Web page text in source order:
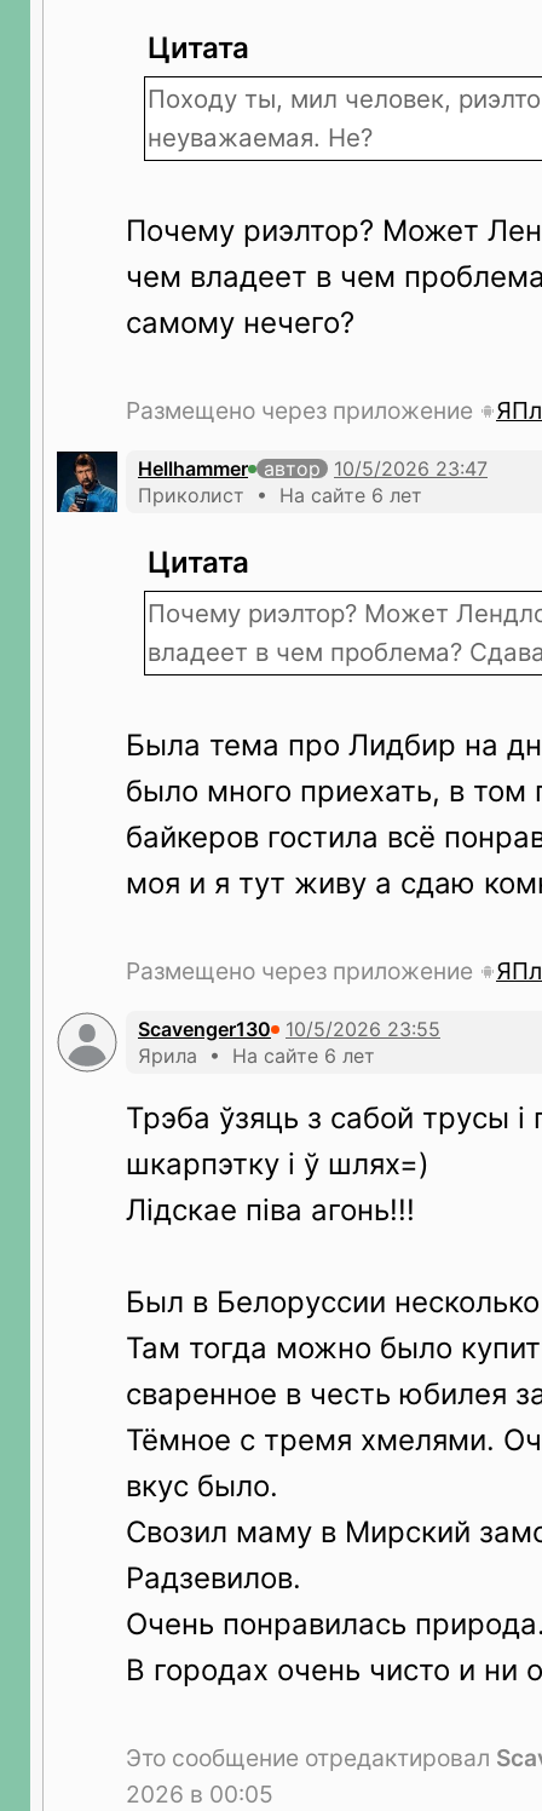
Цитата
Походу ты, мил человек,
неуважаемая. Не?
Почему риэлтор? Может
чем владеет в чем
самому нечего?
Размещено через приложение
Hellhammer
автор
Приколист • На сайте 6 лет
Цитата
Почему риэлтор? Может
владеет в чем проблема?
Была тема про Лидбир на
было много приехать, в том
байкеров гостила всё
моя и я тут живу а сдаю
Размещено через приложение
Scavenger130
Ярила • На сайте 6 лет
Трэба ўзяць з сабой трусы
шкарпэтку і ў шлях=)
Лідскае піва агонь!!!
Был в Белоруссии
Там тогда можно было
сваренное в честь юбилея
Тёмное с тремя хмелями.
вкус было.
Свозил маму в Мирский
Радзевилов.
Очень понравилась
В городах очень чисто и ни
Это сообщение отредактировал
2026 в 00:05